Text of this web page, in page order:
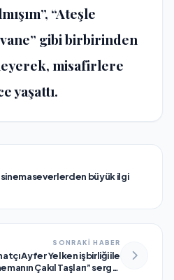
“Ateşle
gibi birbirinden
misafirlere
yaşattı.
büyük ilgi
SONRAKİ HABER
Ayfer Yelken işbirliği ile
Çakıl Taşları” sergisi